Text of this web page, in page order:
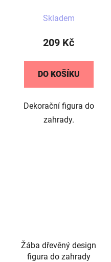
hodnocení
produktu
z
hvězdiček.
Skladem
209 Kč
DO KOŠÍKU
Dekorační figura do
zahrady.
Žába dřevěný design
figura do zahrady